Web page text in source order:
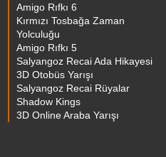
Amigo Rıfkı 6
Kırmızı Tosbağa Zaman
Yolculuğu
Amigo Rıfkı 5
Salyangoz Recai Ada Hikayesi
3D Otobüs Yarışı
Salyangoz Recai Rüyalar
Shadow Kings
3D Online Araba Yarışı